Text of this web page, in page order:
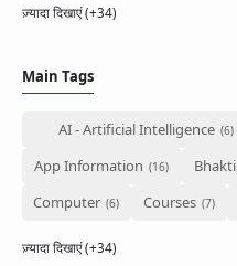
ज़्यादा दिखाएं (+34)
Main Tags
AI - Artificial Intelligence
App Information
Bhakti
Computer
Courses
ज़्यादा दिखाएं (+34)